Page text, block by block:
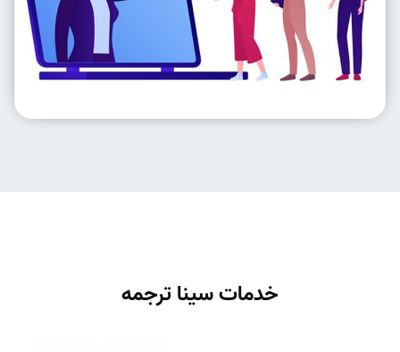
خدمات سینا ترجمه